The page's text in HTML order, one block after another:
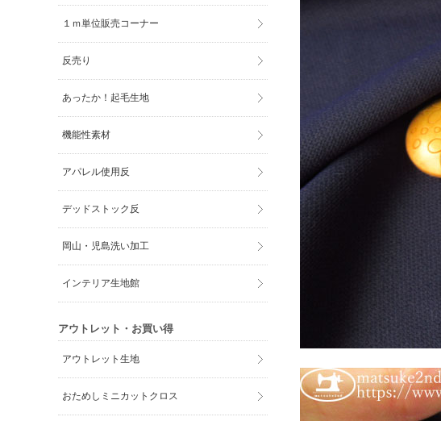
１ｍ単位販売コーナー
反売り
あったか！起毛生地
機能性素材
アパレル使用反
デッドストック反
岡山・児島洗い加工
インテリア生地館
アウトレット・お買い得
アウトレット生地
おためしミニカットクロス